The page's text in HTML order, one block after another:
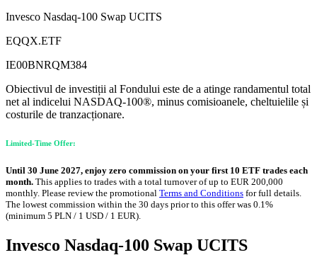
Invesco Nasdaq-100 Swap UCITS
EQQX.ETF
IE00BNRQM384
Obiectivul de investiții al Fondului este de a atinge randamentul total
net al indicelui NASDAQ-100®, minus comisioanele, cheltuielile și
costurile de tranzacționare.
Limited-Time Offer:
Until 30 June 2027, enjoy zero commission on your first 10 ETF trades each
month. This applies to trades with a total turnover of up to EUR 200,000
monthly. Please review the promotional Terms and Conditions for full details.
The lowest commission within the 30 days prior to this offer was 0.1%
(minimum 5 PLN / 1 USD / 1 EUR).
Invesco Nasdaq-100 Swap UCITS